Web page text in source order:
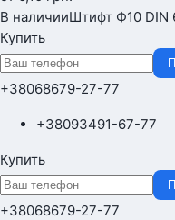
В наличииШтифт Ф10 DIN
Купить
+38068679-27-77
+38093491-67-77
Купить
+38068679-27-77